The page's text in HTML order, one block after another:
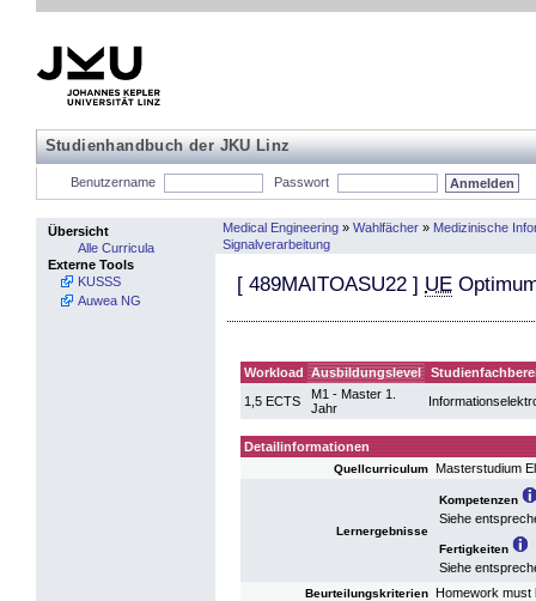
Studienhandbuch der JKU Linz
Benutzername Passwort
Übersicht
Alle Curricula
Externe Tools
KUSSS
Auwea NG
Medical Engineering » Wahlfächer » Medizinische
Signalverarbeitung
[ 489MAITOASU22 ] UE
Workload Ausbildungslevel
1,5 ECTS
M1 - Master 1.
Jahr
Detailinformationen
Quellcurriculum Masterstudium
Lernergebnisse
Kompetenzen
Siehe
Fertigkeiten
Siehe
Beurteilungskriterien Homework must